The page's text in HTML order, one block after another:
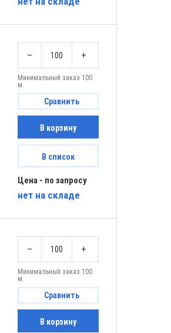
– +
Минимальный заказ 100
м.
Сравнить
В корзину
В список
Цена - по запросу
нет на складе
– +
Минимальный заказ 100
м.
Сравнить
В корзину